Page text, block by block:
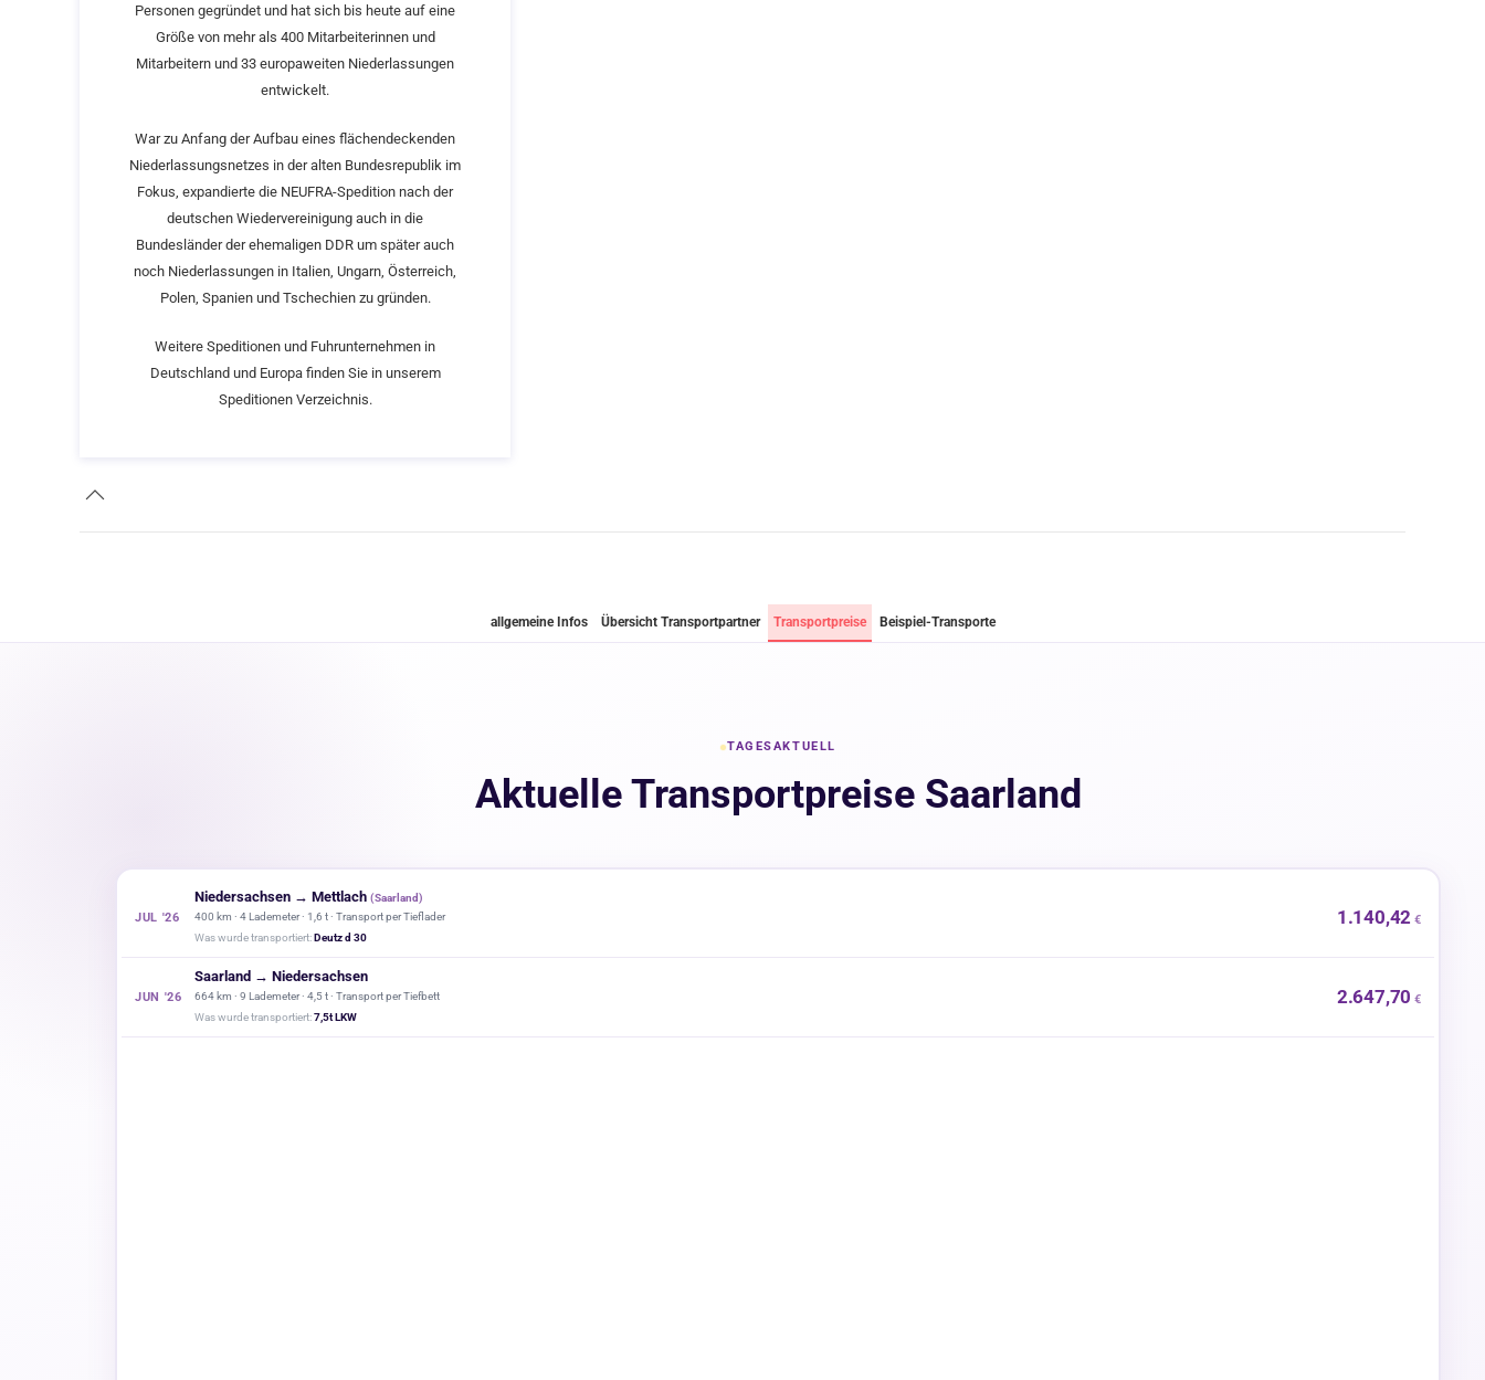
Personen gegründet und hat sich bis heute auf eine
Größe von mehr als 400 Mitarbeiterinnen und
Mitarbeitern und 33 europaweiten Niederlassungen
entwickelt.
War zu Anfang der Aufbau eines flächendeckenden
Niederlassungsnetzes in der alten Bundesrepublik im
Fokus, expandierte die NEUFRA-Spedition nach der
deutschen Wiedervereinigung auch in die
Bundesländer der ehemaligen DDR um später auch
noch Niederlassungen in Italien, Ungarn, Österreich,
Polen, Spanien und Tschechien zu gründen.
Weitere Speditionen und Fuhrunternehmen in
Deutschland und Europa finden Sie in unserem
Speditionen Verzeichnis.
allgemeine Infos Übersicht Transportpartner Transportpreise Beispiel-Transporte
TAGESAKTUELL
Aktuelle Transportpreise Saarland
JUL '26
Niedersachsen → Mettlach (Saarland)
400 km · 4 Lademeter · 1,6 t · Transport per Tieflader
Was wurde transportiert:Deutz d 30
1.140,42
JUN '26
Saarland → Niedersachsen
664 km · 9 Lademeter · 4,5 t · Transport per Tiefbett
Was wurde transportiert:7,5t LKW
2.647,70